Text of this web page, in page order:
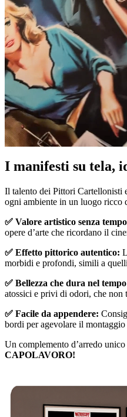
I manifesti su tela,
Il talento dei Pittori Cartellonisti
ogni ambiente in un luogo ricco
✅ Valore artistico senza
opere d’arte che ricordano il
✅ Effetto pittorico autentico:
morbidi e profondi, simili a
✅ Bellezza che dura nel
atossici e privi di odori, che non
✅ Facile da appendere:
bordi per agevolare il
Un complemento d’arredo
CAPOLAVORO!